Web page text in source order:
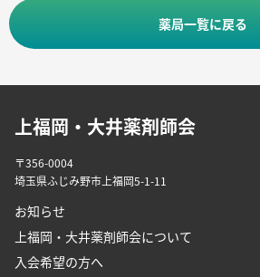
薬局一覧に戻る
上福岡・大井薬剤師会
〒356-0004
埼玉県ふじみ野市上福岡5-1-11
お知らせ
上福岡・大井薬剤師会について
入会希望の方へ